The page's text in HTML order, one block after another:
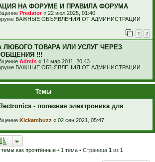
НА ФОРУМЕ И ПРАВИЛА ФОРУМА
Predator« 22 июл 2025, 01:40
ВАЖНЫЕ ОБЪЯВЛЕНИЯ ОТ АДМИНИСТРАЦИИ
1 2
ЛЮБОГО ТОВАРА ИЛИ УСЛУГ ЧЕРЕЗ
!!!
Admin « 14 мар 2011, 20:43
ВАЖНЫЕ ОБЪЯВЛЕНИЯ ОТ АДМИНИСТРАЦИИ
Темы
- полезная электроника для
Kickambuzz « 02 сен 2021, 05:47
как прочтённые• 1 тема • Страница 1из 1